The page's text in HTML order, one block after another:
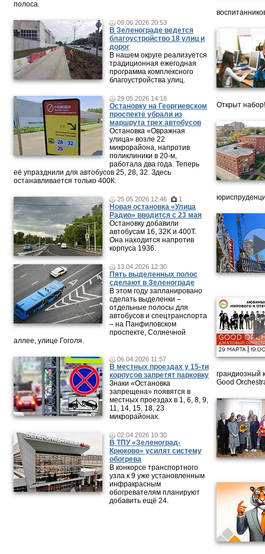
полоса.
09.06.2026 20:53
В Зеленограде ведется
благоустройство 18 улиц и
дорог
В нашем округе реализуется
традиционная ежегодная
программа комплексного
благоустройства улиц.
29.05.2026 14:18
Остановку на Георгиевском
проспекте убрали из
маршрута трех автобусов
Остановка «Овражная
улица» возле 22
микрорайона, напротив
поликлиники в 20-м,
работала два года. Теперь
её упразднили для автобусов 25, 28, 32. Здесь
останавливается только 400К.
25.05.2026 12:46 1
Новая остановка «Улица
Радио» вводится с 23 мая
Остановку добавили
автобусам 16, 32К и 400Т.
Она находится напротив
корпуса 1936.
13.04.2026 12:30
Пять выделенных полос
сделают в Зеленограде
В этом году запланировано
сделать выделенки –
отдельные полосы для
автобусов и спецтранспорта
– на Панфиловском
проспекте, Солнечной
аллее, улице Гоголя.
06.04.2026 11:57
В местных проездах у 15-ти
корпусов запретят парковку
Знаки «Остановка
запрещена» появятся в
местных проездах в 1, 6, 8, 9,
11, 14, 15, 18, 23
микрорайонах.
02.04.2026 10:30
В ТПУ «Зеленоград-
Крюково» усилят систему
обогрева
В конкорсе транспортного
узла к 9 уже установленным
инфракрасным
обогревателям планируют
добавить ещё 24.
Открыт набор!
грандиозный
Good